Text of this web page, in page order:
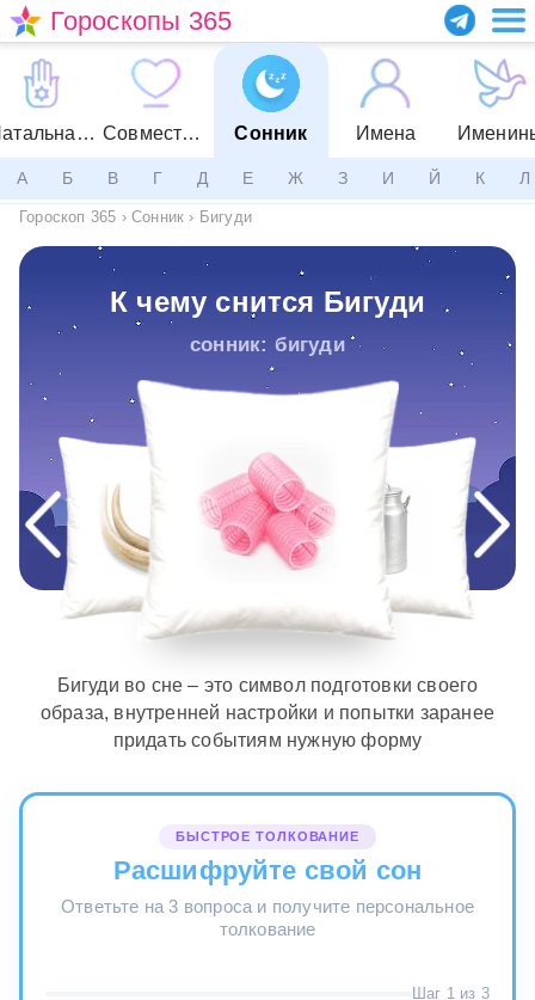
Гороскопы 365
Натальная карта Совместимость Сонник Имена
А Б В Г Д Е Ж З И Й К Л
Гороскоп 365 › Сонник › Бигуди
К чему снится Бигуди
сонник: бигуди
Бигуди во сне – это символ подготовки своего
образа, внутренней настройки и попытки заранее
придать событиям нужную форму
БЫСТРОЕ ТОЛКОВАНИЕ
Расшифруйте свой сон
Ответьте на 3 вопроса и получите персональное
толкование
Шаг 1 из 3